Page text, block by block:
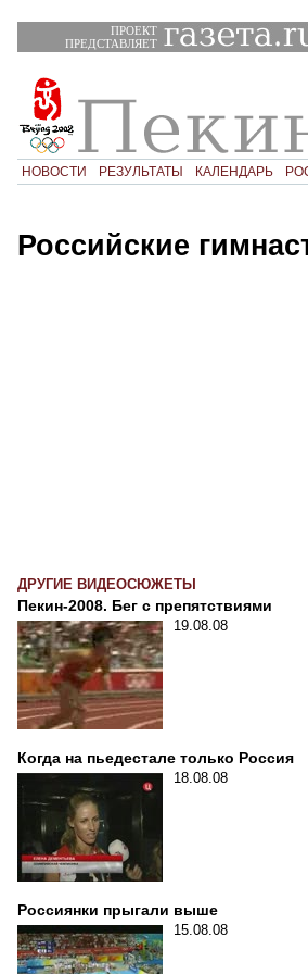
ПРОЕКТ
ПРЕДСТАВЛЯЕТ
НОВОСТИ РЕЗУЛЬТАТЫ КАЛЕНДАРЬ
Российские
ДРУГИЕ ВИДЕОСЮЖЕТЫ
Пекин-2008. Бег с препятствиями
19.08.08
Когда на пьедестале только Россия
18.08.08
Россиянки прыгали выше
15.08.08